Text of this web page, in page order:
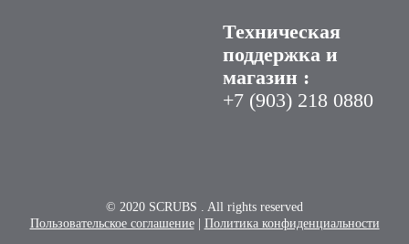
Техническая
поддержка и
магазин :
+7 (903) 218 0880
© 2020 SCRUBS . All rights reserved
Пользовательское соглашение| Политика конфиденциальности